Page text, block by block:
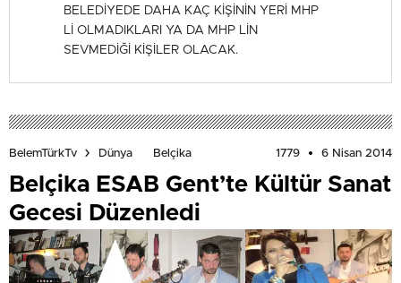
BELEDİYEDE DAHA KAÇ KİŞİNİN YERİ MHP
Lİ OLMADIKLARI YA DA MHP LİN
SEVMEDİĞİ KİŞİLER OLACAK.
BelemTürkTv Dünya Belçika 1779 6 Nisan 2014
Belçika ESAB Gent’te Kültür Sanat
Gecesi Düzenledi